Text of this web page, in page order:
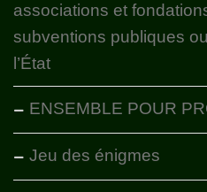
associations et
subventions publiques
l’État
ENSEMBLE POUR
Jeu des énigmes